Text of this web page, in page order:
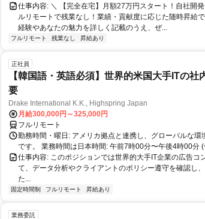
仕事内容: ＼ 【完全在宅】月額27万円スタート！自社開
ルリモートで残業なし！業績・貢献度に応じた随時昇給
経験やあなたの魅力を詳しく記載のうえ、ぜ...
フルリモート 残業なし 昇給あり
正社員
【韓国語・英語必須】世界的米国大手ITの
要
Drake International K.K., Highspring Japan
月給300,000円～325,000円
フルリモート
勤務時間・曜日: アメリカ拠点と連携し、グローバルな
です。 業務時間は日本時間: 午前7時00分〜午後4時00分
仕事内容: このポジションでは世界的大手IT企業の広告
て、データ分析やクライアントのポリシー遵守を確認し
た...
固定時間制 フルリモート 昇給あり
業務委託